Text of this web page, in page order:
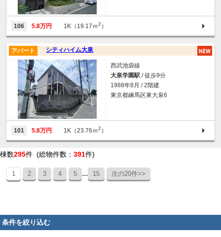
106 5.8万円 1K（19.17ｍ2 ）
シティハイム大泉
アパート
西武池袋線
大泉学園駅 / 徒歩9分
1988年8月 / 2階建
東京都練馬区東大泉6
101 5.8万円 1K（23.76ｍ2 ）
棟数295件 (総物件数： 391件)
1 2 3 4 5 ... 15 次の20件>>
条件を絞り込む